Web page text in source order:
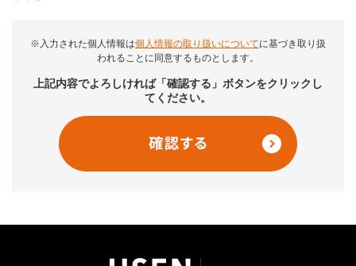
※入力された個人情報は個人情報の取り扱いについてに基づき取り扱
われることに同意するものとします。
上記内容でよろしければ「確認する」ボタンをクリックし
てください。